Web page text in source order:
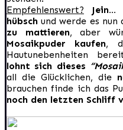
Empfehlenswert?
Jein…
hübsch und werde es nun
zu mattieren, aber
Mosaikpuder kaufen,
Hautunebenheiten
lohnt sich dieses
all die Glücklichen, die
brauchen finde ich das
noch den letzten Schliff